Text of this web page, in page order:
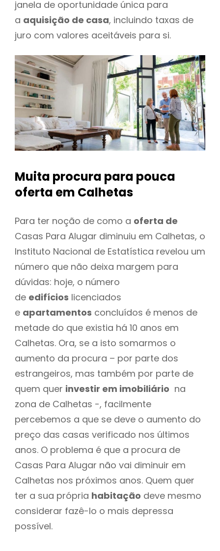
janela de oportunidade única para
a aquisição de casa, incluindo taxas de
juro com valores aceitáveis para si.
Muita procura para pouca
oferta em Calhetas
Para ter noção de como a oferta de
Casas Para Alugar diminuiu em Calhetas, o
Instituto Nacional de Estatística revelou um
número que não deixa margem para
dúvidas: hoje, o número
de edifícios licenciados
e apartamentos concluídos é menos de
metade do que existia há 10 anos em
Calhetas. Ora, se a isto somarmos o
aumento da procura – por parte dos
estrangeiros, mas também por parte de
quem quer investir em imobiliário na
zona de Calhetas -, facilmente
percebemos a que se deve o aumento do
preço das casas verificado nos últimos
anos. O problema é que a procura de
Casas Para Alugar não vai diminuir em
Calhetas nos próximos anos. Quem quer
ter a sua própria habitação deve mesmo
considerar fazê-lo o mais depressa
possível.